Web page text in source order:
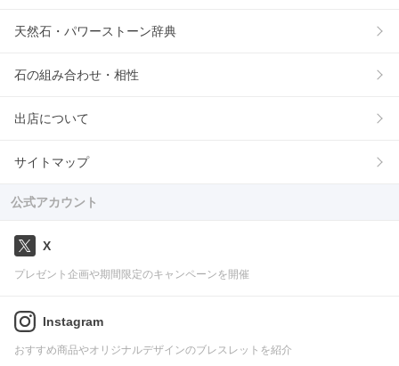
天然石・パワーストーン辞典
石の組み合わせ・相性
出店について
サイトマップ
公式アカウント
X
プレゼント企画や期間限定のキャンペーンを開催
Instagram
おすすめ商品やオリジナルデザインのブレスレットを紹介